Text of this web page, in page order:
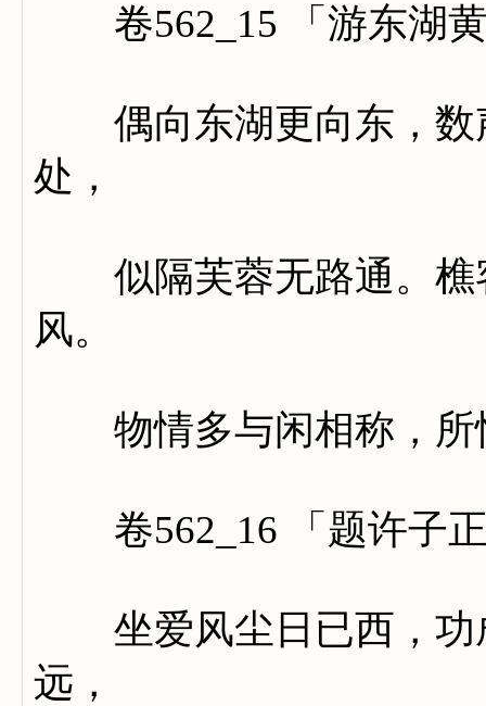
卷562_15 「游东湖黄
偶向东湖更向东，数
处，
似隔芙蓉无路通。樵
风。
物情多与闲相称，所
卷562_16 「题许子正
坐爱风尘日已西，功
远，